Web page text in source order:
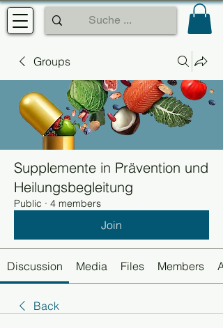
Groups
Supplemente in Prävention und
Heilungsbegleitung
Public · 4 members
Join
Discussion Media Files Members
Back